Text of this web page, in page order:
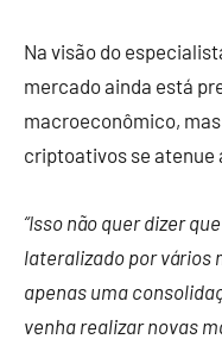
Na visão do
mercado ainda está
macroeconômico,
criptoativos se atenue
“Isso não quer dizer
lateralizado por vários
apenas uma
venha realizar novas